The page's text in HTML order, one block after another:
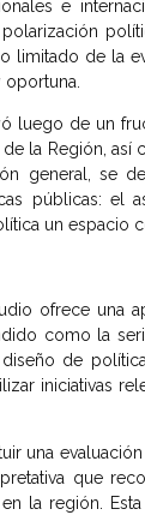
e
limitado de la
luego de un
la Región, así
general, se
públicas: el
un espacio
ofrece una
como la
de
iniciativas
una
que
la región.